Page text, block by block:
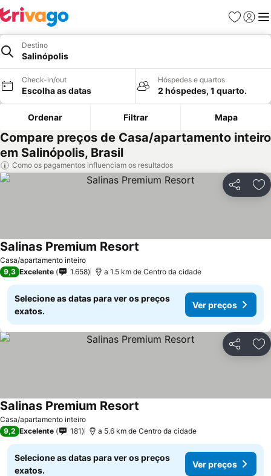
Favoritos
Iniciar
Destino
Salinópolis
Check-in/out
Escolha as datas
Hóspedes e quartos
2 hóspedes, 1 quarto.
Ordenar Filtrar Mapa
Compare preços de Casa/apartamento inteiro
em Salinópolis, Brasil
Como os pagamentos influenciam os resultados
Partilhar
Casa/apartamento inteiro
Salinas Premium Resort
9,3 Excelente 1.658 a 1.5 km de Centro da cidade
Selecione as datas para ver os preços
exatos.
Ver preços
Partilhar
Casa/apartamento inteiro
Salinas Premium Resort
9,2 Excelente 181 a 5.6 km de Centro da cidade
Selecione as datas para ver os preços
exatos.
Ver preços